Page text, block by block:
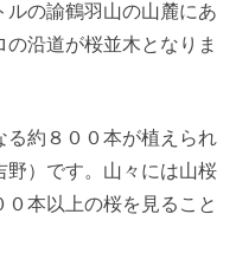
の諭鶴羽山の山麓にあ
沿道が桜並木となりま
る約８００本が植えられ
野）です。山々には山桜
本以上の桜を見ること